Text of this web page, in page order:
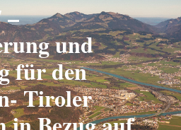
–
und
für den
Tiroler